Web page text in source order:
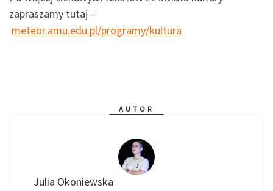
zapraszamy tutaj –
meteor.amu.edu.pl/programy/kultura
AUTOR
Julia Okoniewska